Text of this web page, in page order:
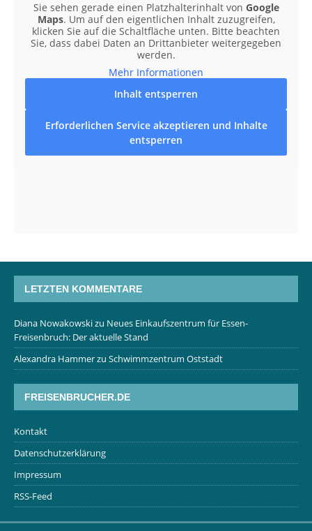
Sie sehen gerade einen Platzhalterinhalt von Google
Maps. Um auf den eigentlichen Inhalt zuzugreifen,
klicken Sie auf die Schaltfläche unten. Bitte beachten
Sie, dass dabei Daten an Drittanbieter weitergegeben
werden.
Mehr Informationen
Inhalt entsperren
Erforderlichen Service akzeptieren und Inhalte
entsperren
LETZTEN KOMMENTARE
Diana Nowakowskizu Neues Einkaufszentrum für Essen-
Freisenbruch: Der aktuelle Stand
Alexandra Hammerzu Schwimmzentrum Oststadt
FREISENBRUCHER.DE
Kontakt
Datenschutzerklärung
Impressum
RSS-Feed